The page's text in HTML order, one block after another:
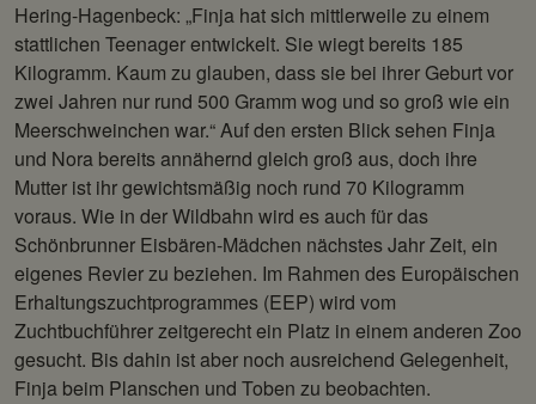
Hering-Hagenbeck: „Finja hat sich mittlerweile zu einem
stattlichen Teenager entwickelt. Sie wiegt bereits 185
Kilogramm. Kaum zu glauben, dass sie bei ihrer Geburt vor
zwei Jahren nur rund 500 Gramm wog und so groß wie ein
Meerschweinchen war.“ Auf den ersten Blick sehen Finja
und Nora bereits annähernd gleich groß aus, doch ihre
Mutter ist ihr gewichtsmäßig noch rund 70 Kilogramm
voraus. Wie in der Wildbahn wird es auch für das
Schönbrunner Eisbären-Mädchen nächstes Jahr Zeit, ein
eigenes Revier zu beziehen. Im Rahmen des Europäischen
Erhaltungszuchtprogrammes (EEP) wird vom
Zuchtbuchführer zeitgerecht ein Platz in einem anderen Zoo
gesucht. Bis dahin ist aber noch ausreichend Gelegenheit,
Finja beim Planschen und Toben zu beobachten.